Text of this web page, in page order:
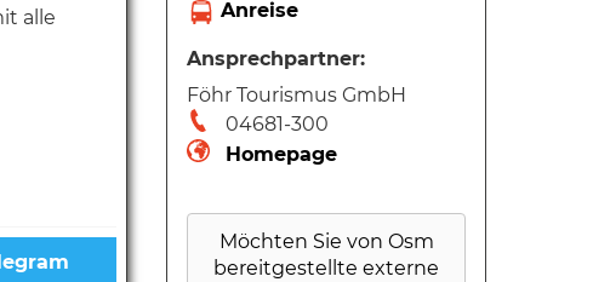
alle
Ansprechpartner:
Föhr Tourismus GmbH
04681-300
Homepage
Möchten Sie von Osm
bereitgestellte externe